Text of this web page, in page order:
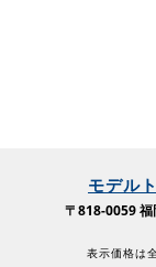
モデル
〒818-0059
表示価格は